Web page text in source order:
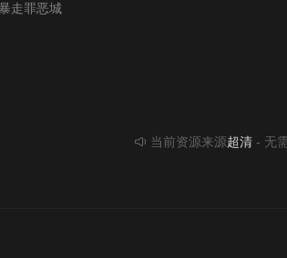
走罪恶城
当前资源来源超清- 无需安装